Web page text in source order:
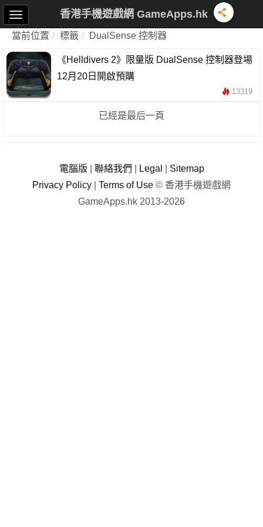
香港手機遊戲網 GameApps.hk
當前位置 標籤 DualSense 控制器
《Helldivers 2》限量版 DualSense 控制器登場
12月20日開啟預購
13319
已經是最后一頁
電腦版 聯絡我們 Legal
Sitemap
Privacy Policy
Terms of Use © 香港手機遊戲網
GameApps.hk 2013-2026